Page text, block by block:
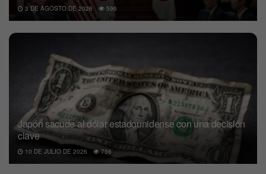
3 DE AGOSTO DE 2026 596
Japón sacude al dólar estadounidense con una decisión
clave
10 DE JULIO DE 2026 756